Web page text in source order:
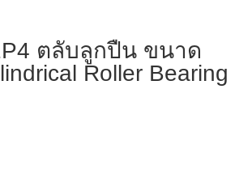
ตลับลูกปืน ขนาด
Roller Bearing